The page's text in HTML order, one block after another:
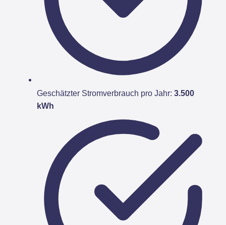
Geschätzter Stromverbrauch pro Jahr: 3.500
kWh